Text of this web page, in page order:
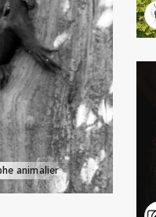
animalier